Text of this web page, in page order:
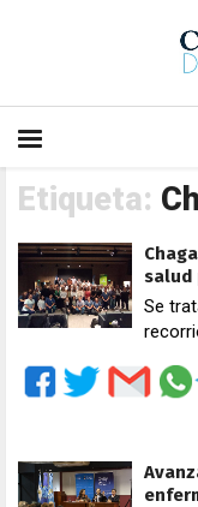
Etiqueta:
salud
Se